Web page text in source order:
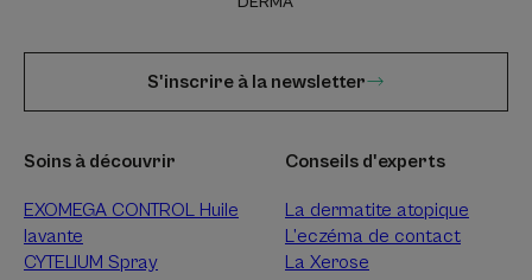
S'inscrire à la newsletter
Soins à découvrir
EXOMEGA CONTROL Huile
lavante
CYTELIUM Spray
Conseils d'experts
La dermatite atopique
L’eczéma de contact
La Xerose